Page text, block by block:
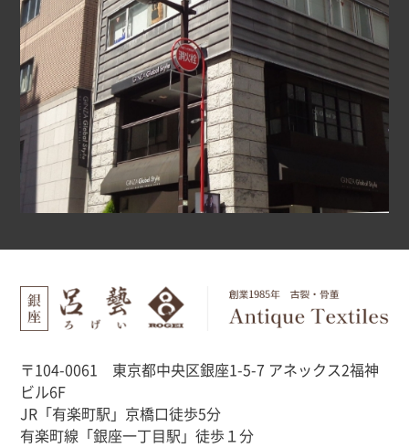
〒104-0061 東京都中央区銀座1-5-7 アネックス2福神
ビル6F
JR「有楽町駅」京橋口徒歩5分
有楽町線「銀座一丁目駅」徒歩１分